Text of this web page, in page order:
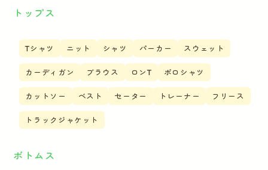
トップス
Tシャツ ニット シャツ パーカー スウェット
カーディガン ブラウス ロンT ポロシャツ
カットソー ベスト セーター トレーナー フリース
トラックジャケット
ボトムス